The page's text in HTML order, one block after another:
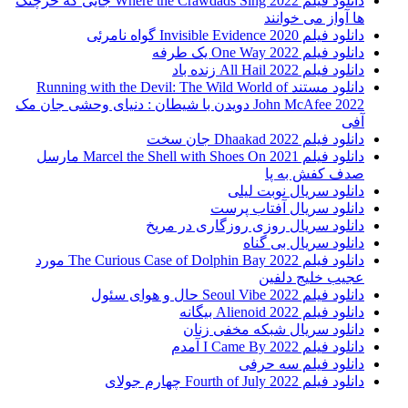
ها آواز می خوانند
دانلود فیلم 2020 Invisible Evidence گواه نامرئی
دانلود فیلم One Way 2022 یک طرفه
دانلود فیلم All Hail 2022 زنده باد
دانلود مستند Running with the Devil: The Wild World of
John McAfee 2022 دویدن با شیطان : دنیای وحشی جان مک
آفی
دانلود فیلم Dhaakad 2022 جان سخت
دانلود فیلم Marcel the Shell with Shoes On 2021 مارسل
صدف کفش به پا
دانلود سریال نوبت لیلی
دانلود سریال آفتاب پرست
دانلود سریال روزی روزگاری در مریخ
دانلود سریال بی گناه
دانلود فیلم The Curious Case of Dolphin Bay 2022 مورد
عجیب خلیج دلفین
دانلود فیلم Seoul Vibe 2022 حال و هوای سئول
دانلود فیلم Alienoid 2022 بیگانه
دانلود سریال شبکه مخفی زنان
دانلود فیلم I Came By 2022 آمدم
دانلود فیلم سه حرفی
دانلود فیلم Fourth of July 2022 چهارم جولای